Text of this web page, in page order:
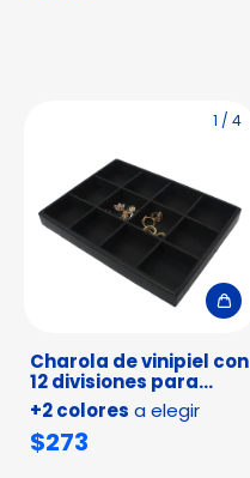
1 / 4
Charola de vinipiel con
12 divisiones para
organizar joyería
+2 colores a elegir
$273